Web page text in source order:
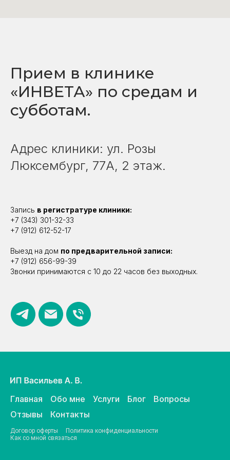
Прием в клинике
«ИНВЕТА» по средам и
субботам.
Адрес клиники: ул. Розы
Люксембург, 77А, 2 этаж.
Запись в регистратуре клиники:
+7 (343) 301-32-33
+7 (912) 612-52-17
Выезд на дом по предварительной записи:
+7 (912) 656-99-39
Звонки принимаются с 10 до 22 часов без выходных.
Главная Обо мне Услуги Блог
Вопросы
Отзывы
Контакты
Договор оферты
Политика конфиденциальности
Как со мной связаться